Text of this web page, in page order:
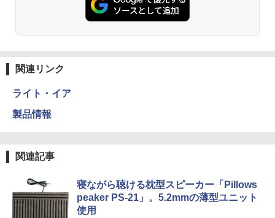
関連リンク
ライト・イア
製品情報
関連記事
寝ながら聴ける枕型スピーカー「Pillows
peaker PS-21」。5.2mmの薄型ユニット
使用